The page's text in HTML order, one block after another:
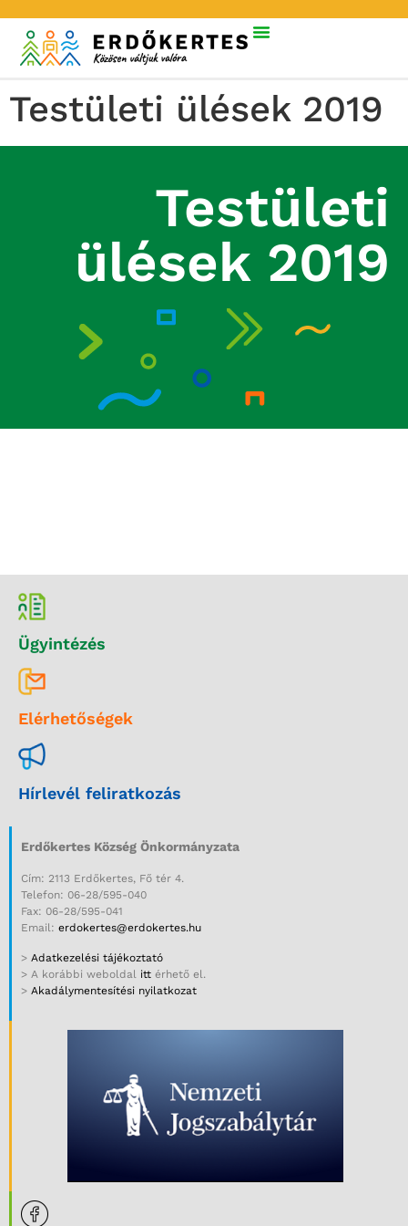
Testületi ülések 2019
Testületi
ülések 2019
Ügyintézés
Elérhetőségek
Hírlevél feliratkozás
Erdőkertes Község Önkormányzata
Cím: 2113 Erdőkertes, Fő tér 4.
Telefon: 06-28/595-040
Fax: 06-28/595-041
Email: erdokertes@erdokertes.hu
> Adatkezelési tájékoztató
> A korábbi weboldal itt érhető el.
> Akadálymentesítési nyilatkozat